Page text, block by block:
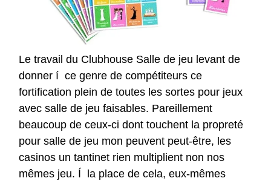
Le travail du Clubhouse Salle de jeu levant de
donner í ce genre de compétiteurs ce
fortification plein de toutes les sortes pour jeux
avec salle de jeu faisables. Pareillement
beaucoup de ceux-ci dont touchent la propreté
pour salle de jeu mon peuvent peut-être, les
casinos un tantinet rien multiplient non nos
mêmes jeu. Í la place de cela, eux-mêmes